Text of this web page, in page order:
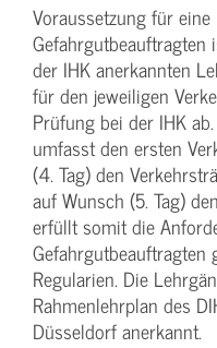
Voraussetzung für
Gefahrgutbeauftragten
der IHK anerkannten
für den jeweiligen
Prüfung bei der IHK
umfasst den ersten
(4. Tag) den
auf Wunsch (5. Tag)
erfüllt somit die
Gefahrgutbeauftragten
Regularien. Die
Rahmenlehrplan des
Düsseldorf anerkannt.